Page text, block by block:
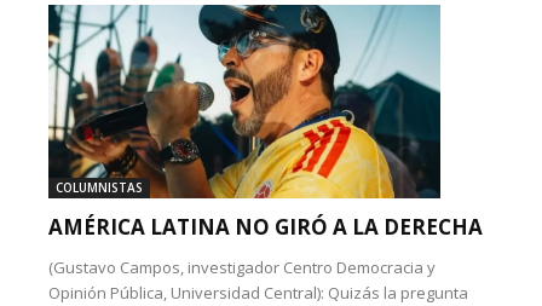
COLUMNISTAS
AMÉRICA LATINA NO GIRÓ A LA DERECHA
(Gustavo Campos, investigador Centro Democracia y
Opinión Pública, Universidad Central): Quizás la pregunta